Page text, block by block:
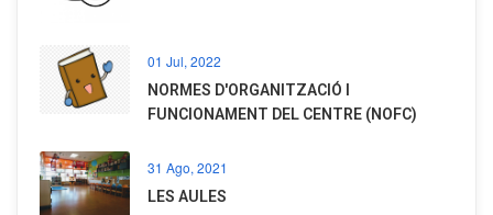
01 Jul, 2022
NORMES D'ORGANITZACIÓ I
FUNCIONAMENT DEL CENTRE (NOFC)
31 Ago, 2021
LES AULES